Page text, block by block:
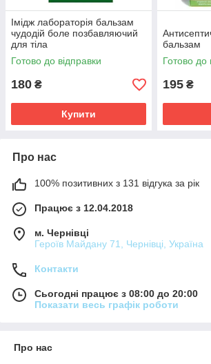
Імідж лабораторія бальзам
чудодій боле позбавляючий
для тіла
Готово до відправки
180 ₴
Купити
бальзам
Готово до
195 ₴
Про нас
100% позитивних з 131 відгука за рік
Працює з 12.04.2018
м. Чернівці
Героїв Майдану 71, Чернівці, Україна
Контакти
Сьогодні працює з 08:00 до 20:00
Показати весь графік роботи
Про нас